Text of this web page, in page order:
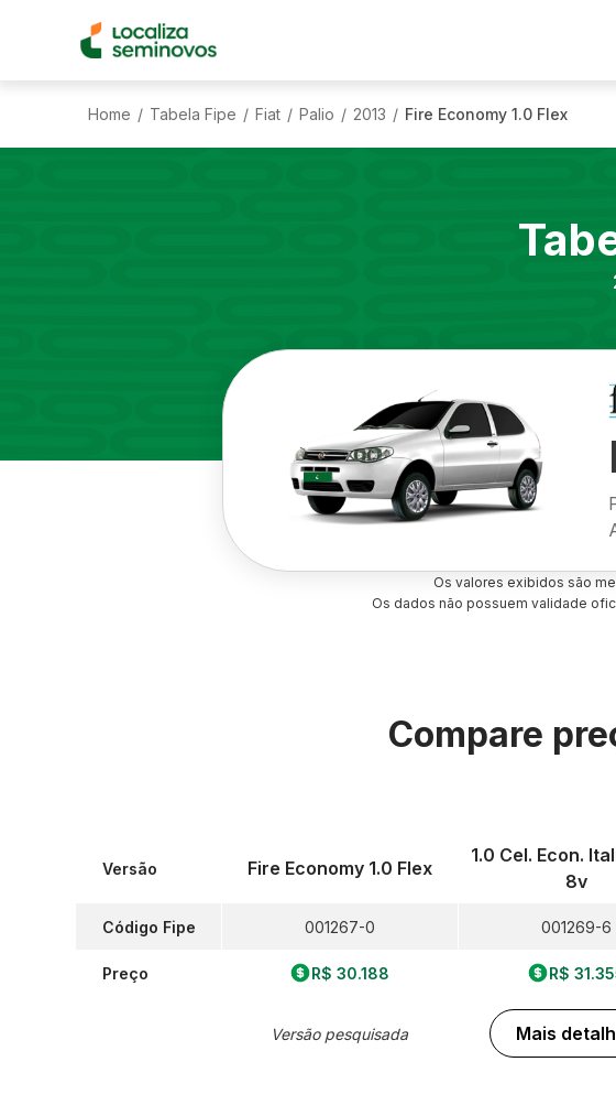
Home / Tabela Fipe / Fiat / Palio / 2013 / Fire Economy 1.0 Flex
Os valores exibidos são
Os dados não possuem validade
Compare
Versão
Código Fipe
Preço
Fire Economy 1.0 Flex
001267-0
R$ 30.188
Versão pesquisada
1.0 Cel. Econ.
8v
001269-6
R$
Mais